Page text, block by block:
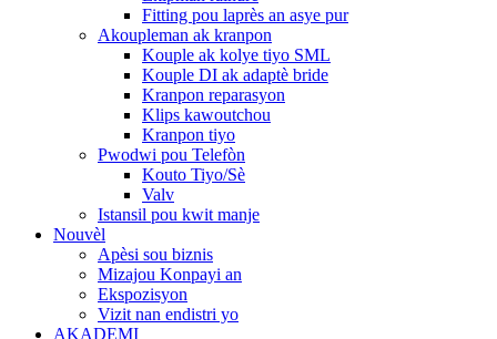
Fitting pou laprès an asye pur
Akoupleman ak kranpon
Kouple ak kolye tiyo SML
Kouple DI ak adaptè bride
Kranpon reparasyon
Klips kawoutchou
Kranpon tiyo
Pwodwi pou Telefòn
Kouto Tiyo/Sè
Valv
Istansil pou kwit manje
Nouvèl
Apèsi sou biznis
Mizajou Konpayi an
Ekspozisyon
Vizit nan endistri yo
AKADEMI